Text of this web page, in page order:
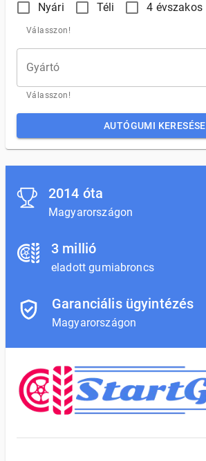
Nyári
Téli 4 évszakos
Válasszon!
Gyártó
Válasszon!
AUTÓGUMI KERESÉSE
2014 óta
Magyarországon
3 millió
eladott gumiabroncs
Garanciális ügyintézés
Magyarországon